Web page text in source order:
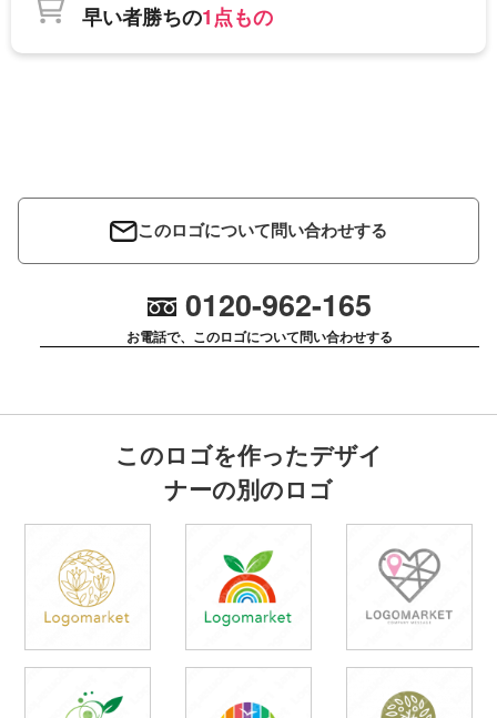
早い者勝ちの1点もの
このロゴについて問い合わせする
0120-962-165
お電話で、このロゴについて問い合わせする
このロゴを作ったデザイ
ナーの別のロゴ